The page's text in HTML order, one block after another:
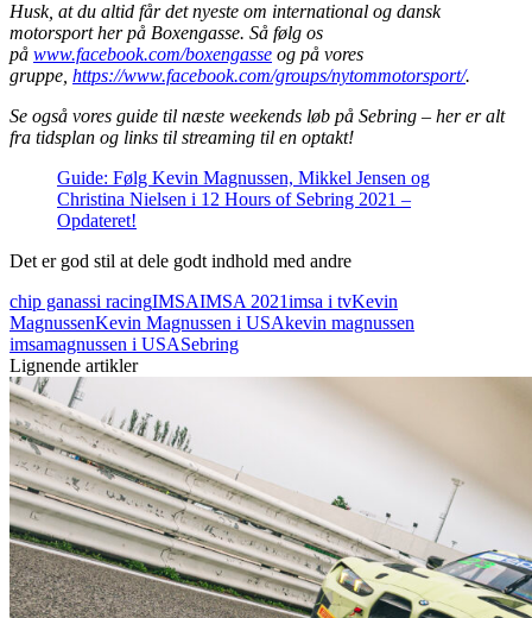
Husk, at du altid får det nyeste om international og dansk
motorsport her på Boxengasse. Så følg os
på www.facebook.com/boxengasse og på vores
gruppe, https://www.facebook.com/groups/nytommotorsport/.
Se også vores guide til næste weekends løb på Sebring – her er alt
fra tidsplan og links til streaming til en optakt!
Guide: Følg Kevin Magnussen, Mikkel Jensen og
Christina Nielsen i 12 Hours of Sebring 2021 –
Opdateret!
Det er god stil at dele godt indhold med andre
chip ganassi racingIMSAIMSA 2021imsa i tvKevin
MagnussenKevin Magnussen i USAkevin magnussen
imsamagnussen i USASebring
Lignende artikler